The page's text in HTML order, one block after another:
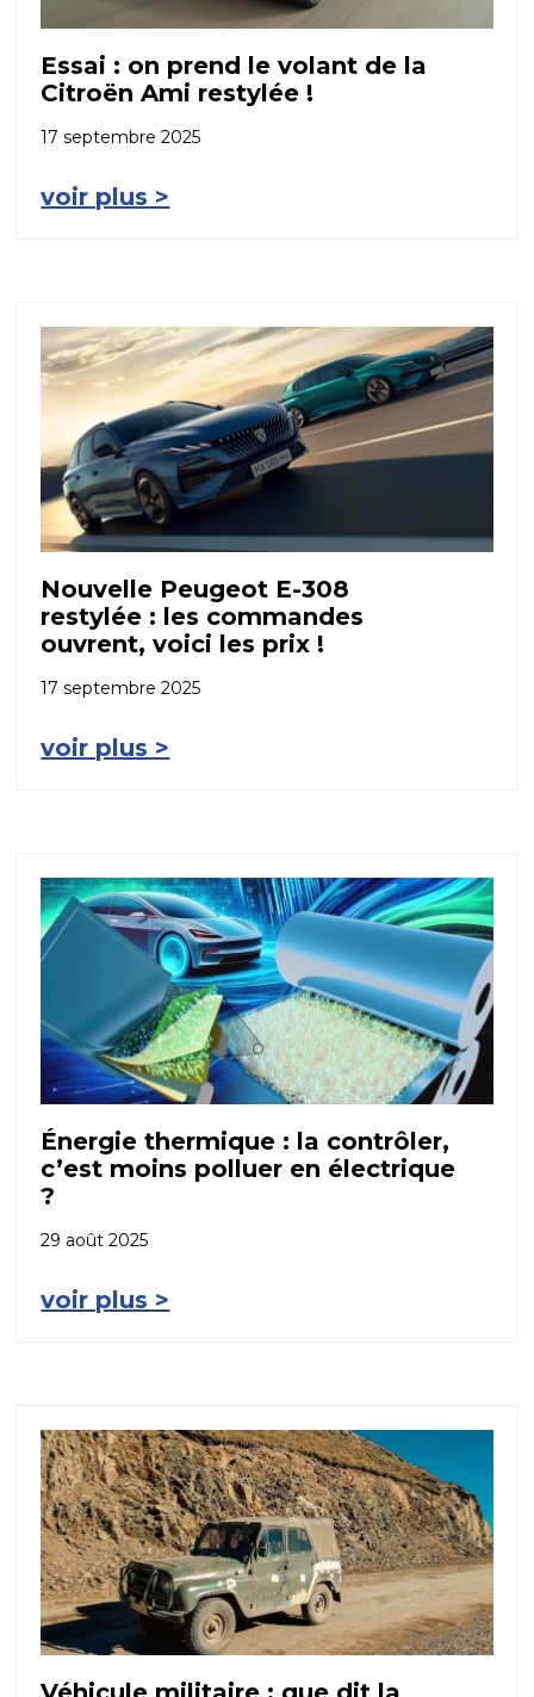
Essai : on prend le volant de la
Citroën Ami restylée !
17 septembre 2025
voir plus >
Nouvelle Peugeot E-308
restylée : les commandes
ouvrent, voici les prix !
17 septembre 2025
voir plus >
Énergie thermique : la contrôler,
c’est moins polluer en électrique
?
29 août 2025
voir plus >